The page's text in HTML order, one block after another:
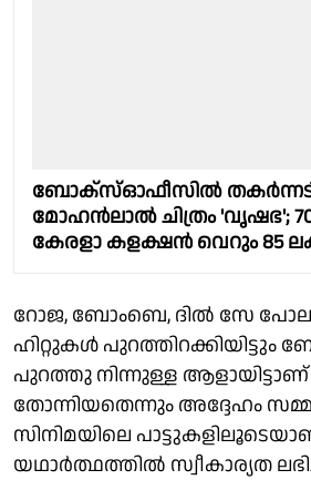
ബോക്സ്ഓഫീസിൽ
മോഹൻലാൽ ചിത്രം 'വൃഷഭ';
കേരളാ കളക്ഷൻ വെറും 85
റോജ, ബോംബെ, ദില്‍ സേ
ഹിറ്റുകള്‍ പുറത്തിറക്കിയിട്ടും
പുറത്തു നിന്നുള്ള
തോന്നിയതെന്നും അദ്ദേഹം
സിനിമയിലെ
യഥാര്‍ത്ഥത്തില്‍ സ്വീകാര്യത